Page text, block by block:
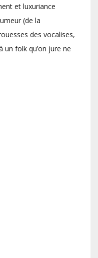
et luxuriance
(de la
des vocalises,
un folk qu’on jure ne